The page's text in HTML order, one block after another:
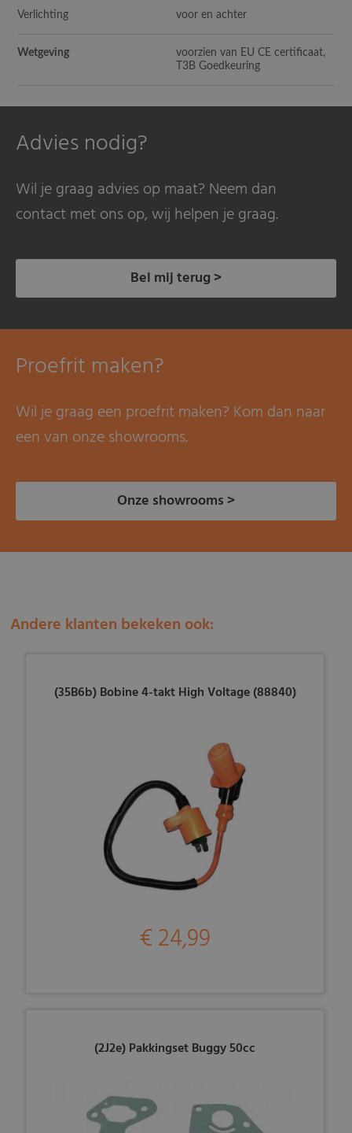
Verlichting voor en achter
Wetgeving
voorzien van EU CE certificaat,
T3B Goedkeuring
Advies nodig?
Wil je graag advies op maat? Neem dan
contact met ons op, wij helpen je graag.
Bel mij terug >
Proefrit maken?
Wil je graag een proefrit maken? Kom dan naar
een van onze showrooms.
Onze showrooms >
Andere klanten bekeken ook:
(35B6b) Bobine 4-takt High Voltage (88840)
€ 24,99
(2J2e) Pakkingset Buggy 50cc